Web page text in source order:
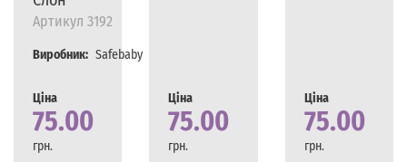
Артикул 3192
Виробник: Safebaby
Ціна
75.00
грн.
Ціна
75.00
грн.
Ціна
75.00
грн.